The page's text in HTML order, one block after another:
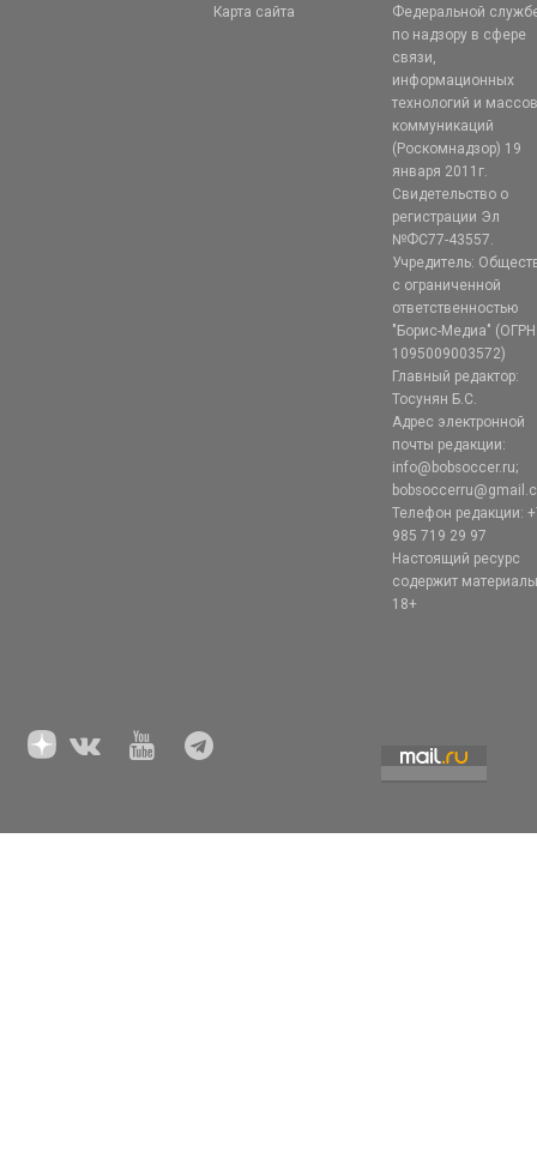
Карта сайта
Федеральной
по надзору в сфере
связи,
информационных
технологий и
коммуникаций
(Роскомнадзор) 19
января 2011г.
Свидетельство о
регистрации Эл
№ФС77-43557.
Учредитель:
с ограниченной
ответственностью
"Борис-Медиа" (ОГРН
1095009003572)
Главный редактор:
Тосунян Б.С.
Адрес электронной
почты редакции:
info@bobsoccer.ru;
Телефон редакции:
985 719 29 97
Настоящий ресурс
содержит
18+